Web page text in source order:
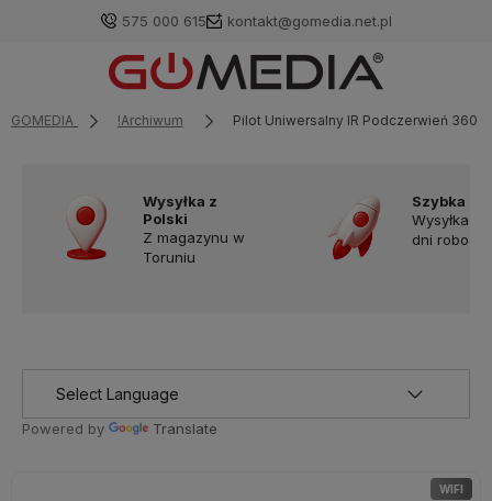
575 000 615 kontakt@gomedia.net.pl
GOMEDIA !Archiwum Pilot Uniwersalny IR Podczerwień 360°
Wysyłka z
Polski
Z magazynu w
Toruniu
Szybka
Wysyłka w
dni
Powered by Translate
WIFI